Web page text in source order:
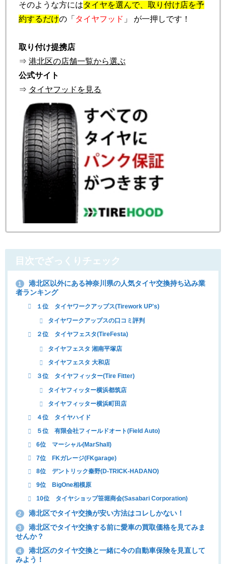
そのような方にはタイヤを選んで、取り付け店を予
約するだけの「 タイヤフッド 」 が一押しです！
取り付け提携店
⇒ 港北区の店舗一覧から選ぶ
公式サイト
⇒ タイヤフッドを見る
目次でざっくりチェック
1
港北区以外にある神奈川県の人気タイヤ交換持ち込み業
者ランキング
１位 タイヤワークアップス(Tirework UP's)
タイヤワークアップスの口コミ評判
２位 タイヤフェスタ(TireFesta)
タイヤフェスタ 湘南平塚店
タイヤフェスタ 大和店
３位 タイヤフィッター(Tire Fitter)
タイヤフィッター横浜都筑店
タイヤフィッター横浜町田店
４位 タイヤハイド
５位 有限会社フィールドオート(Field Auto)
6位 マーシャル(MarShall)
7位 FKガレージ(FKgarage)
8位 デントリック秦野(D-TRICK-HADANO)
9位 BigOne相模原
10位 タイヤショップ笹堀商会(Sasabari Corporation)
2 港北区でタイヤ交換が安い方法はコレしかない！
3
港北区でタイヤ交換する前に愛車の買取価格を見てみま
せんか？
4
港北区のタイヤ交換と一緒に今の自動車保険を見直して
みよう！